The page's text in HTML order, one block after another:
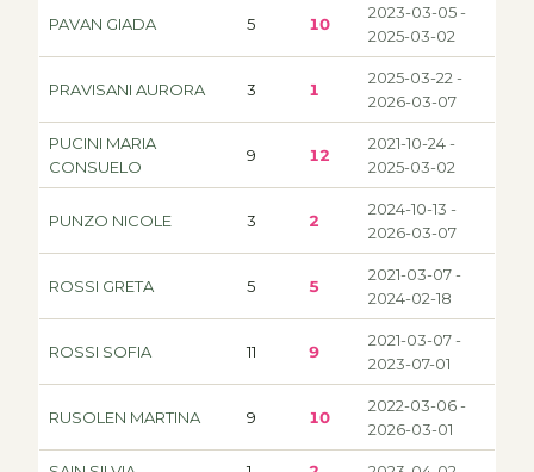
PAVAN GIADA 5 10
2023-03-05 -
2025-03-02
PRAVISANI AURORA 3 1
2025-03-22 -
2026-03-07
PUCINI MARIA
CONSUELO
9 12
2021-10-24 -
2025-03-02
PUNZO NICOLE 3 2
2024-10-13 -
2026-03-07
ROSSI GRETA 5 5
2021-03-07 -
2024-02-18
ROSSI SOFIA 11 9
2021-03-07 -
2023-07-01
RUSOLEN MARTINA 9 10
2022-03-06 -
2026-03-01